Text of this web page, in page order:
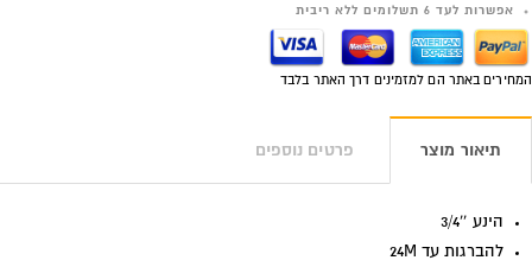
אפשרות לעד 6 תשלומים ללא ריבית
המחירים באתר הם למזמינים דרך האתר בלבד
תיאור מוצר פרטים נוספים
הינע ''3/4
להברגות עד 24M